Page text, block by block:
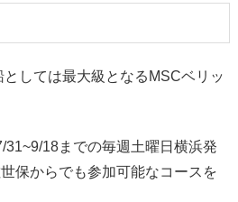
しては最大級となるMSCベリッ
18までの毎週土曜日横浜発
保からでも参加可能なコースを